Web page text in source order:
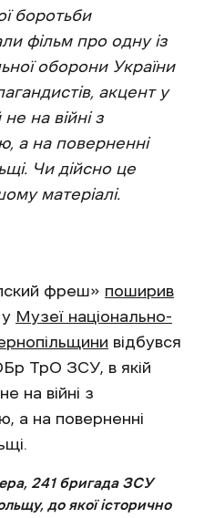
боротьби
фільм про одну із
оборони України
акцент у
на війні з
а на поверненні
Чи дійсно це
матеріалі.
фреш» поширив
Музеї національно-
відбувся
ТрО ЗСУ, в якій
на війні з
а на поверненні
241 бригада ЗСУ
до якої історично